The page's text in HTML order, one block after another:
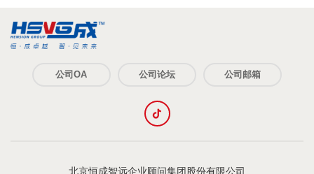
公司OA 公司论坛 公司邮箱
北京恒成智远企业顾问集团股份有限公司